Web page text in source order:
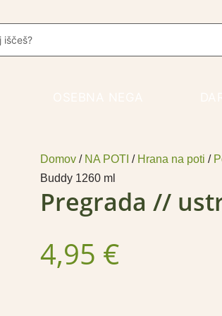
Domov/ NA POTI / Hrana na poti /
Buddy 1260 ml
Pregrada //
4,95 €